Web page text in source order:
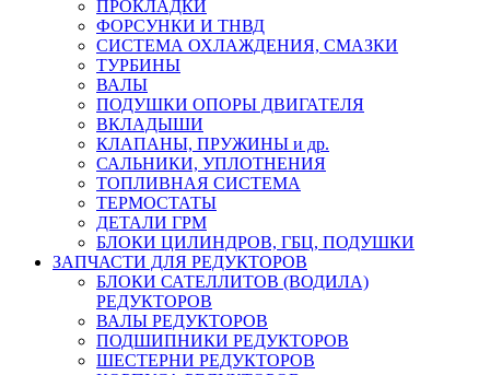
ПРОКЛАДКИ
ФОРСУНКИ И ТНВД
СИСТЕМА ОХЛАЖДЕНИЯ, СМАЗКИ
ТУРБИНЫ
ВАЛЫ
ПОДУШКИ ОПОРЫ ДВИГАТЕЛЯ
ВКЛАДЫШИ
КЛАПАНЫ, ПРУЖИНЫ и др.
САЛЬНИКИ, УПЛОТНЕНИЯ
ТОПЛИВНАЯ СИСТЕМА
ТЕРМОСТАТЫ
ДЕТАЛИ ГРМ
БЛОКИ ЦИЛИНДРОВ, ГБЦ, ПОДУШКИ
ЗАПЧАСТИ ДЛЯ РЕДУКТОРОВ
БЛОКИ САТЕЛЛИТОВ (ВОДИЛА)
РЕДУКТОРОВ
ВАЛЫ РЕДУКТОРОВ
ПОДШИПНИКИ РЕДУКТОРОВ
ШЕСТЕРНИ РЕДУКТОРОВ